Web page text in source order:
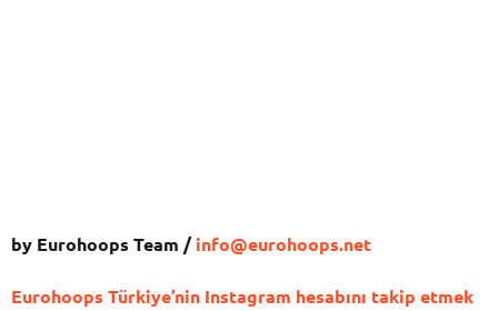
by Eurohoops Team /info@eurohoops.net
Eurohoops Türkiye’nin Instagram hesabını takip etmek